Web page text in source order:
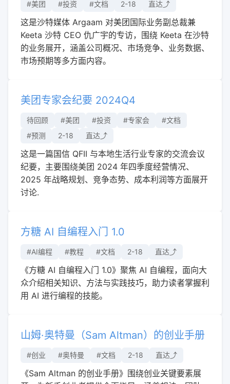
#美团 #投资 #文档 2-18 直达⤴︎
这是沙特媒体 Argaam 对美团国际业务副总裁兼
Keeta 沙特 CEO 仇广宇的专访，围绕 Keeta 在沙特
的业务展开，涵盖公司概况、市场竞争、业务数据、
市场预期等多方面内容。
美团专家会纪要 2024Q4
待回顾 #美团 #投资 #专家会
#文档
#预测
2-18 直达⤴︎
这是一篇国信 QFII 与本地生活行业专家的交流会议
纪要，主要围绕美团 2024 年四季度经营情况、
2025 年战略规划、竞争态势、成本利润等方面展开
讨论.
方糖 AI 自编程入门 1.0
#AI编程 #教程 #文档 2-18 直达⤴︎
《方糖 AI 自编程入门 1.0》聚焦 AI 自编程，面向大
众介绍相关知识、方法与实践技巧，助力读者掌握利
用 AI 进行编程的技能。
山姆·奥特曼（Sam Altman）的创业手册
#创业 #奥特曼 #文档 2-18 直达⤴︎
《Sam Altman 的创业手册》围绕创业关键要素展